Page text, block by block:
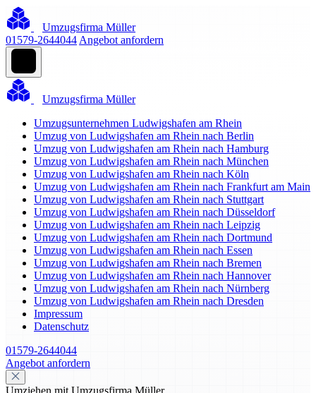
Umzugsfirma Müller
01579-2644044 Angebot anfordern
Umzugsfirma Müller
Umzugsunternehmen Ludwigshafen am Rhein
Umzug von Ludwigshafen am Rhein nach Berlin
Umzug von Ludwigshafen am Rhein nach Hamburg
Umzug von Ludwigshafen am Rhein nach München
Umzug von Ludwigshafen am Rhein nach Köln
Umzug von Ludwigshafen am Rhein nach Frankfurt am Main
Umzug von Ludwigshafen am Rhein nach Stuttgart
Umzug von Ludwigshafen am Rhein nach Düsseldorf
Umzug von Ludwigshafen am Rhein nach Leipzig
Umzug von Ludwigshafen am Rhein nach Dortmund
Umzug von Ludwigshafen am Rhein nach Essen
Umzug von Ludwigshafen am Rhein nach Bremen
Umzug von Ludwigshafen am Rhein nach Hannover
Umzug von Ludwigshafen am Rhein nach Nürnberg
Umzug von Ludwigshafen am Rhein nach Dresden
Impressum
Datenschutz
01579-2644044
Angebot anfordern
Umziehen mit Umzugsfirma Müller